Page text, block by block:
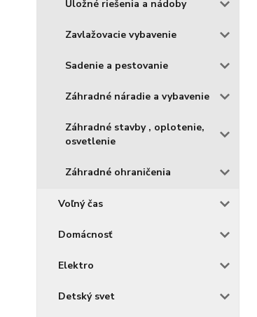
Úložné riešenia a nádoby
Zavlažovacie vybavenie
Sadenie a pestovanie
Záhradné náradie a vybavenie
Záhradné stavby , oplotenie,
osvetlenie
Záhradné ohraničenia
Voľný čas
Domácnosť
Elektro
Detský svet